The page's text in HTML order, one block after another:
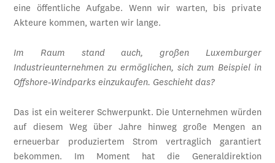
eine öffentliche Aufgabe. Wenn wir warten, bis private
Akteure kommen, warten wir lange.
Im Raum stand auch, großen Luxemburger
Industrieunternehmen zu ermöglichen, sich zum Beispiel in
Offshore-Windparks einzukaufen. Geschieht das?
Das ist ein weiterer Schwerpunkt. Die Unternehmen würden
auf diesem Weg über Jahre hinweg große Mengen an
erneuerbar produziertem Strom vertraglich garantiert
bekommen. Im Moment hat die Generaldirektion